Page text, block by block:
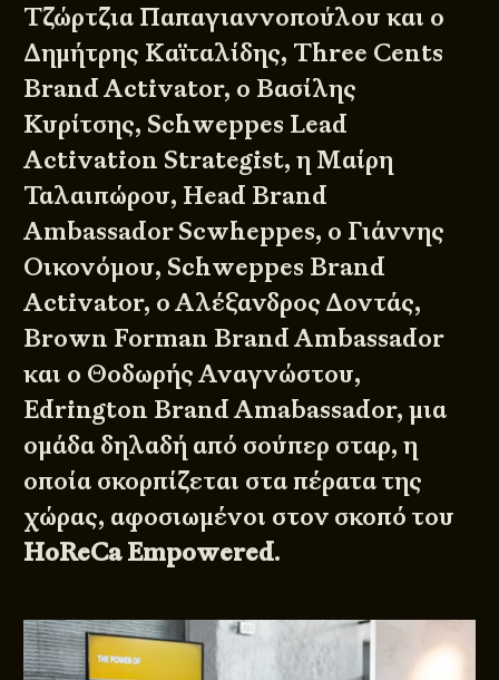
Τζώρτζια Παπαγιαννοπούλου και ο
Δημήτρης Καϊταλίδης, Three Cents
Brand Activator, ο Βασίλης
Κυρίτσης, Schweppes Lead
Activation Strategist, η Μαίρη
Ταλαιπώρου, Head Brand
Ambassador Scwheppes, o Γιάννης
Οικονόμου, Schweppes Brand
Activator, ο Αλέξανδρος Δοντάς,
Brown Forman Brand Ambassador
και ο Θοδωρής Αναγνώστου,
Edrington Brand Amabassador, μια
ομάδα δηλαδή από σούπερ σταρ, η
οποία σκορπίζεται στα πέρατα της
χώρας, αφοσιωμένοι στον σκοπό του
HoReCaEmpowered.